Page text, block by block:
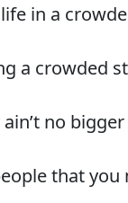
in a
a crowded
no
that you